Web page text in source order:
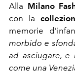
Alla Milano
con la
memorie
morbido e
ad asciugare, e
come una